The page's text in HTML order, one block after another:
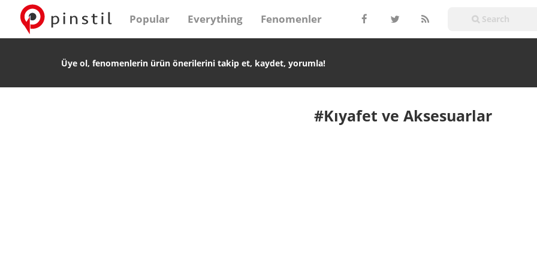
Popular Everything Fenomenler
Üye ol, fenomenlerin ürün önerilerini takip et, kaydet, yorumla!
#Kıyafet ve Aksesuarlar